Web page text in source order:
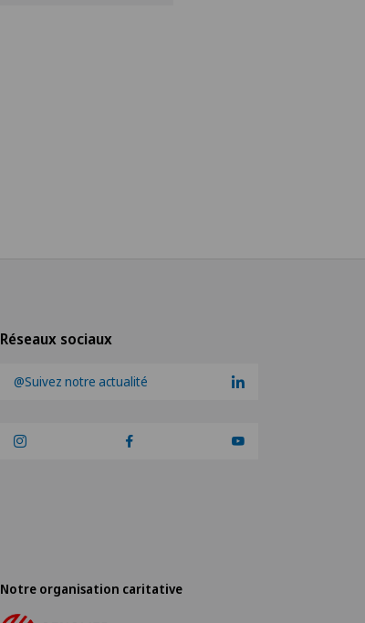
Réseaux sociaux
@Suivez notre actualité
Notre organisation caritative